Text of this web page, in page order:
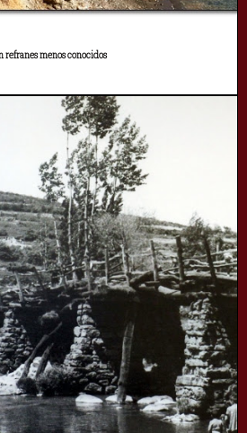
refranes menos conocidos